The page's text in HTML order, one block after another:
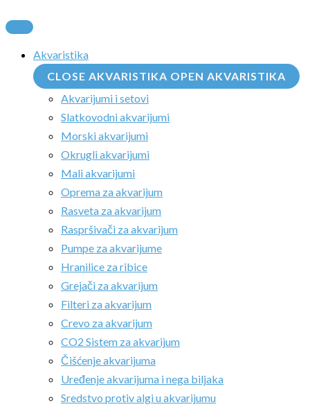
Akvaristika
CLOSE AKVARISTIKA OPEN AKVARISTIKA
Akvarijumi i setovi
Slatkovodni akvarijumi
Morski akvarijumi
Okrugli akvarijumi
Mali akvarijumi
Oprema za akvarijum
Rasveta za akvarijum
Raspršivači za akvarijum
Pumpe za akvarijume
Hranilice za ribice
Grejači za akvarijum
Filteri za akvarijum
Crevo za akvarijum
CO2 Sistem za akvarijum
Čišćenje akvarijuma
Uređenje akvarijuma i nega biljaka
Sredstvo protiv algi u akvarijumu